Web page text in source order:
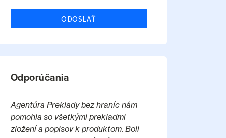
ODOSLAŤ
Odporúčania
Agentúra Preklady bez hraníc nám
pomohla so všetkými prekladmi
zložení a popisov k produktom. Boli